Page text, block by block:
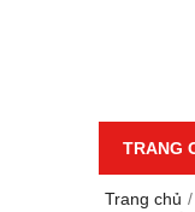
TRANG
Trang chủ